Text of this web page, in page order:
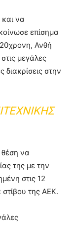
και να
επίσημα
Ανθή
μεγάλες
διακρίσεις στην
θέση να
της με την
στις 12
στίβου της ΑΕΚ.